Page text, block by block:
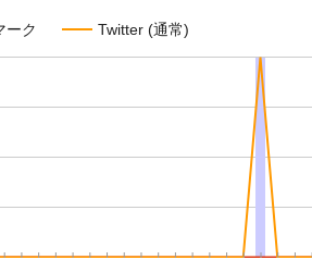
ーク Twitter (通常)